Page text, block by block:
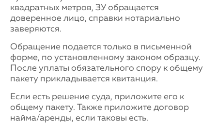
квадратных метров, ЗУ обращается
доверенное лицо, справки нотариально
заверяются.
Обращение подается только в письменной
форме, по установленному законом образцу.
После уплаты обязательного спору к общему
пакету прикладывается квитанция.
Если есть решение суда, приложите его к
общему пакету. Также приложите договор
найма/аренды, если таковы есть.